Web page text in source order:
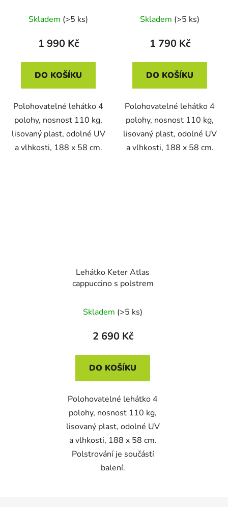
Skladem (>5 ks)
1 990 Kč
DO KOŠÍKU
Polohovatelné lehátko 4
polohy, nosnost 110 kg,
lisovaný plast, odolné UV
a vlhkosti, 188 x 58 cm.
Skladem (>5 ks)
1 790 Kč
DO KOŠÍKU
Polohovatelné lehátko 4
polohy, nosnost 110 kg,
lisovaný plast, odolné UV
a vlhkosti, 188 x 58 cm.
Lehátko Keter Atlas
cappuccino s polstrem
Skladem (>5 ks)
2 690 Kč
DO KOŠÍKU
Polohovatelné lehátko 4
polohy, nosnost 110 kg,
lisovaný plast, odolné UV
a vlhkosti, 188 x 58 cm.
Polstrování je součástí
balení.